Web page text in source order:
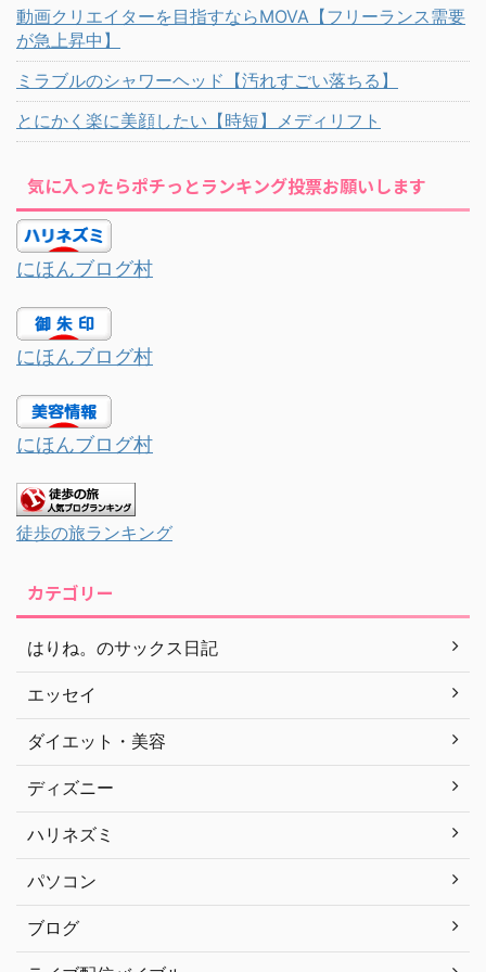
動画クリエイターを目指すならMOVA【フリーランス需要
が急上昇中】
ミラブルのシャワーヘッド【汚れすごい落ちる】
とにかく楽に美顔したい【時短】メディリフト
気に入ったらポチっとランキング投票お願いします
にほんブログ村
にほんブログ村
にほんブログ村
徒歩の旅ランキング
カテゴリー
はりね。のサックス日記
エッセイ
ダイエット・美容
ディズニー
ハリネズミ
パソコン
ブログ